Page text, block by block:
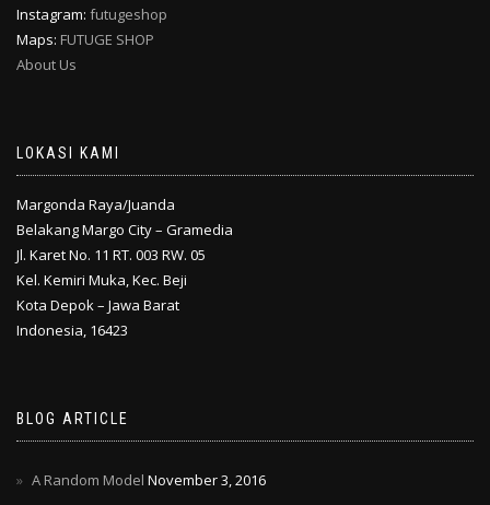
Instagram: futugeshop
Maps: FUTUGE SHOP
About Us
LOKASI KAMI
Margonda Raya/Juanda
Belakang Margo City – Gramedia
Jl. Karet No. 11 RT. 003 RW. 05
Kel. Kemiri Muka, Kec. Beji
Kota Depok – Jawa Barat
Indonesia, 16423
BLOG ARTICLE
A Random Model November 3, 2016